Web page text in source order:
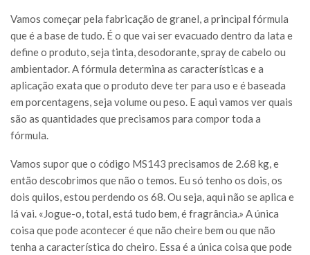
Vamos começar pela fabricação de granel, a principal fórmula
que é a base de tudo. É o que vai ser evacuado dentro da lata e
define o produto, seja tinta, desodorante, spray de cabelo ou
ambientador. A fórmula determina as características e a
aplicação exata que o produto deve ter para uso e é baseada
em porcentagens, seja volume ou peso. E aqui vamos ver quais
são as quantidades que precisamos para compor toda a
fórmula.
Vamos supor que o código MS143 precisamos de 2.68 kg, e
então descobrimos que não o temos. Eu só tenho os dois, os
dois quilos, estou perdendo os 68. Ou seja, aqui não se aplica e
lá vai. «Jogue-o, total, está tudo bem, é fragrância.» A única
coisa que pode acontecer é que não cheire bem ou que não
tenha a característica do cheiro. Essa é a única coisa que pode